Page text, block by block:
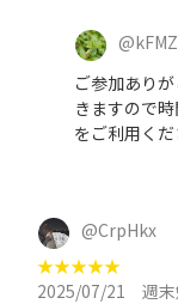
@
ご参加あり
きますので
をご利用くだ
@CrpHkx
★★★★★
2025/07/21
週